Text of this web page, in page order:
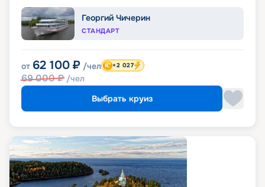
Георгий Чичерин
СТАНДАРТ
от 62 100 ₽ /чел
69 000₽ /чел
+2 027
Выбрать круиз